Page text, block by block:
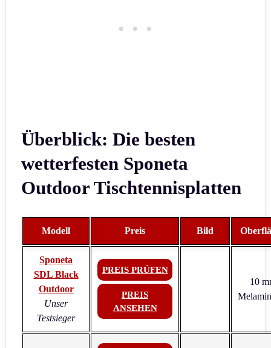
Überblick: Die besten
wetterfesten Sponeta
Outdoor Tischtennisplatten
Modell Preis Bild
Sponeta
SDL Black
Outdoor
Unser
Testsieger
PREIS PRÜFEN
PREIS
ANSEHEN
10